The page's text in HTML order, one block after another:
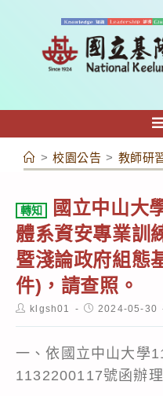
容
> 校園公告 > 教師研
轉知
國立中山大
體系資安專業訓
暨淺論政府組態
件)，請查照。
Postklgsh01
Post2024-05-30
一、依國立中山大學
1132200117號函辦理